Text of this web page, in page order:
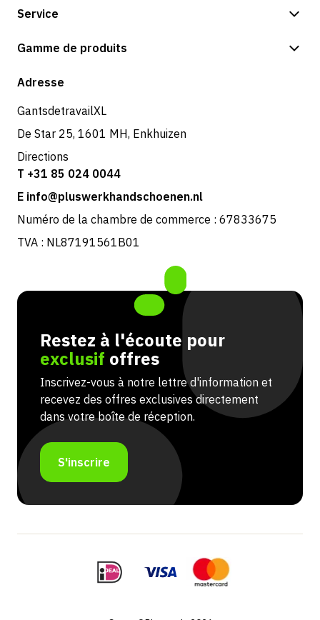
Service
Options de paiement
Gamme de produits
Boutique
Adresse
GantsdetravailXL
De Star 25, 1601 MH, Enkhuizen
Directions
T +31 85 024 0044
E info@pluswerkhandschoenen.nl
Numéro de la chambre de commerce : 67833675
TVA : NL87191561B01
Restez à l'écoute pour
exclusif offres
Inscrivez-vous à notre lettre d'information et
recevez des offres exclusives directement
dans votre boîte de réception.
S'inscrire